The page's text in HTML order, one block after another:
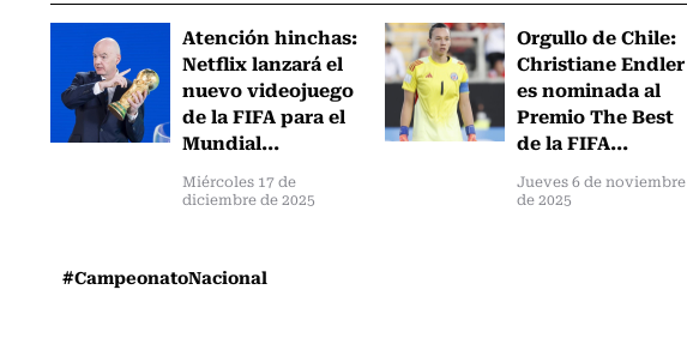
Atención hinchas:
Netflix lanzará el
nuevo videojuego
de la FIFA para el
Mundial...
Miércoles 17 de
diciembre de 2025
Orgullo de Chile:
Christiane Endler
es nominada al
Premio The Best
de la FIFA...
Jueves 6 de noviembre
de 2025
#CampeonatoNacional